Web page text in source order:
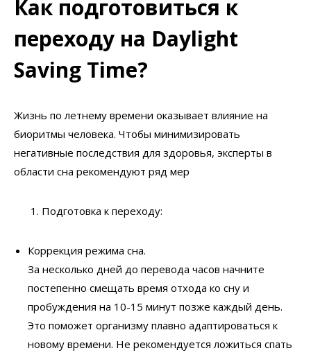
Как подготовиться к
переходу на Daylight
Saving Time?
Жизнь по летнему времени оказывает влияние на
биоритмы человека. Чтобы минимизировать
негативные последствия для здоровья, эксперты в
области сна рекомендуют ряд мер
Подготовка к переходу:
Коррекция режима сна.
За несколько дней до перевода часов начните
постепенно смещать время отхода ко сну и
пробуждения на 10-15 минут позже каждый день.
Это поможет организму плавно адаптироваться к
новому времени. Не рекомендуется ложиться спать